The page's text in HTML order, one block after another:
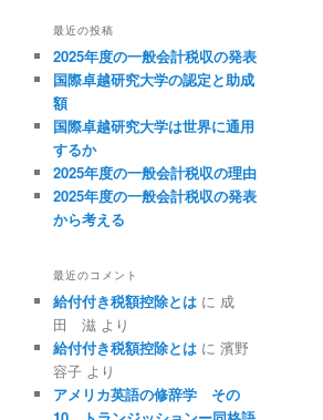
最近の投稿
2025年度の一般会計税収の発表
国際卓越研究大学の認定と助成
額
国際卓越研究大学は世界に通用
するか
2025年度の一般会計税収の理由
2025年度の一般会計税収の発表
から考える
最近のコメント
給付付き税額控除とは に 成
田 滋 より
給付付き税額控除とは に 濱野
容子 より
アメリカ英語の修辞学 その